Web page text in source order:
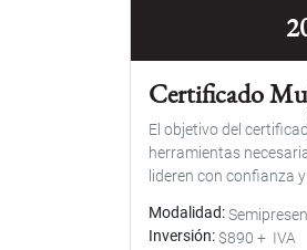
Certificado
El objetivo del
herramientas
lideren con confianza
Modalidad
Inversión $890 + IVA